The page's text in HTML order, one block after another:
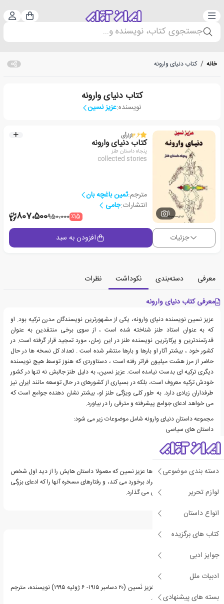
دسته‌بندی سبد
جستجوی کتاب، نویسنده و...
دسته بندی موضوعی
لوازم تحریر
انواع داستان
کتاب های برگزیده
جوایز ادبی
ادبیات ملل
بسته های پیشنهادی
خانه / کتاب دنیای وارونه
کتاب دنیای وارونه
نویسنده:عزیز نسین
1
3.6از1رأی
کتاب دنیای وارونه
پنجاه داستان طنز
collected stories
مترجم:ثمین باغچه بان
انتشارات:جامی
٪15950،000807،500
جزئیات افزودن به سبد
معرفی دسته‌بندی نکوداشت
نظرات
معرفی کتاب دنیای وارونه
عزیز نسین نویسنده دنیای وارونه، یکی از مشهورترین نویسندگان مدرن ترکیه بود. او
که به عنوان استاد طنز شناخته شده است ، از سوی برخی منتقدین به عنوان
قدرتمندترین و پرکارترین نویسنده طنز در این زمان، مورد تمجید قرار گرفته است. در
کشور خود ، بیشتر آثار او بارها و بارها منتشر شده است . تعداد کل نسخه ها در حال
حاضر از مرز هشت میلیون فراتر رفته است ، دستاوردی که هنوز توسط هیچ نویسنده
دیگری ترکیه ای بدست نیامده است. عزیز نسین، به دلیل طنز جالبش نه تنها در کشور
خودش ترکیه معروف است، بلکه در بسیاری از کشورهای در حال توسعه مانند ایران نیز
طرفداران زیادی دارد. به طور کلی ویژگی طنز او، بیشتر نشان دهنده جوامع است که
می خواهد ادعای جوامع پیشرفته و مترقی را در بیاورد.
مجموعه داستان دنیای وارونه شامل موضوعات زیر می شود:
داستان های سیاسی
داستان های اجتماعی
داستان های اقتصادی
داستان های خانوادگی
در هر کدام از این داستان ها عزیز نسین که معمولا داستان هایش را از دید اول شخص
می نویسد، با گروهی از افراد برخورد می کند، و رفتارهای مسخره آنها را که ادعای بزرگی
و پیشرفت دارند به نمایش می گذارد.
مَحمَت نُصرَت معروف به عَزیز نَسین (۲۰ دسامبر ۱۹۱۵- ۶ ژوئیه ۱۹۹۵) نویسنده، مترجم
و طنزنویس اهل ترکیه بود.